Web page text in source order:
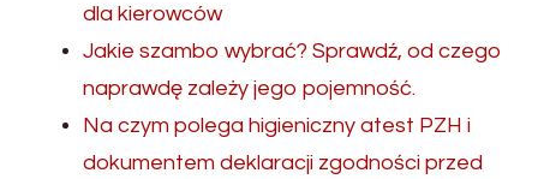
dla kierowców
Jakie szambo wybrać? Sprawdź, od czego
naprawdę zależy jego pojemność.
Na czym polega higieniczny atest PZH i
dokumentem deklaracji zgodności przed